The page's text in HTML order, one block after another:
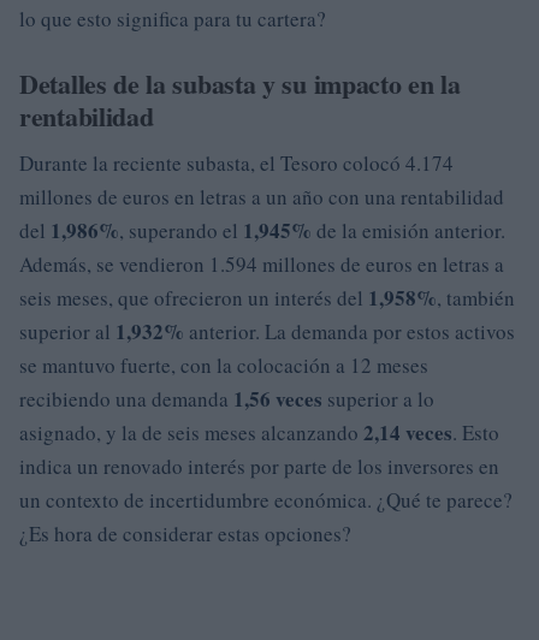
lo que esto significa para tu cartera?
Detalles de la subasta y su impacto en la
rentabilidad
Durante la reciente subasta, el Tesoro colocó 4.174
millones de euros en letras a un año con una rentabilidad
del 1,986%, superando el 1,945% de la emisión anterior.
Además, se vendieron 1.594 millones de euros en letras a
seis meses, que ofrecieron un interés del 1,958%, también
superior al 1,932% anterior. La demanda por estos activos
se mantuvo fuerte, con la colocación a 12 meses
recibiendo una demanda 1,56 veces superior a lo
asignado, y la de seis meses alcanzando 2,14 veces. Esto
indica un renovado interés por parte de los inversores en
un contexto de incertidumbre económica. ¿Qué te parece?
¿Es hora de considerar estas opciones?